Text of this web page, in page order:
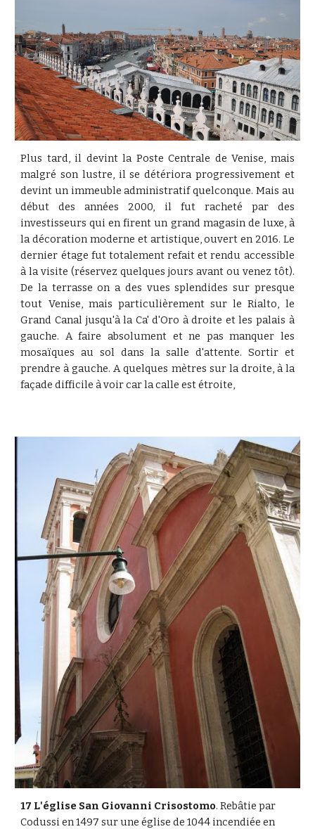
Plus tard, il devint la Poste Centrale de Venise, mais
malgré son lustre, il se détériora progressivement et
devint un immeuble administratif quelconque. Mais au
début des années 2000, il fut racheté par des
investisseurs qui en firent un grand magasin de luxe, à
la décoration moderne et artistique, ouvert en 2016. Le
dernier étage fut totalement refait et rendu accessible
à la visite (réservez quelques jours avant ou venez tôt).
De la terrasse on a des vues splendides sur presque
tout Venise, mais particulièrement sur le Rialto, le
Grand Canal jusqu'à la Ca' d'Oro à droite et les palais à
gauche. A faire absolument et ne pas manquer les
mosaïques au sol dans la salle d'attente. Sortir et
prendre à gauche. A quelques mètres sur la droite, à la
façade difficile à voir car la calle est étroite,
17 L'église San Giovanni Crisostomo. Rebâtie par
Codussi en 1497 sur une église de 1044 incendiée en